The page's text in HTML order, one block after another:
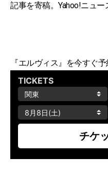
記事を寄稿。Yahoo!ニュー
『エルヴィス』を今すぐ